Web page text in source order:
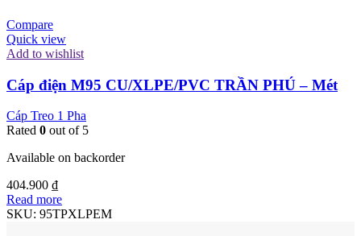
Compare
Quick view
Add to wishlist
Cáp điện M95 CU/XLPE/PVC TRẦN PHÚ – Mét
Cáp Treo 1 Pha
Rated 0 out of 5
Available on backorder
404.900 ₫
Read more
SKU: 95TPXLPEM